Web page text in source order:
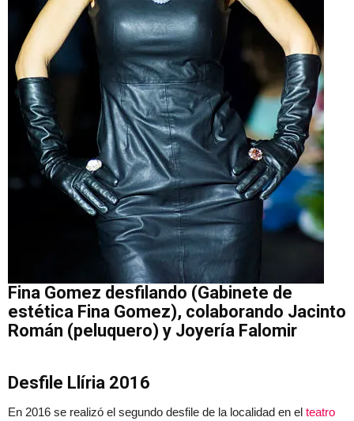
Fina Gomez desfilando (Gabinete de
estética Fina Gomez), colaborando Jacinto
Román (peluquero) y Joyería Falomir
Desfile Llíria 2016
En 2016 se realizó el segundo desfile de la localidad en el teatro